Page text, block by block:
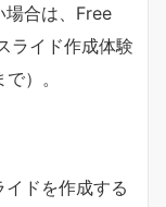
場合は、Free
ライド作成体験
）。
ドを作成する